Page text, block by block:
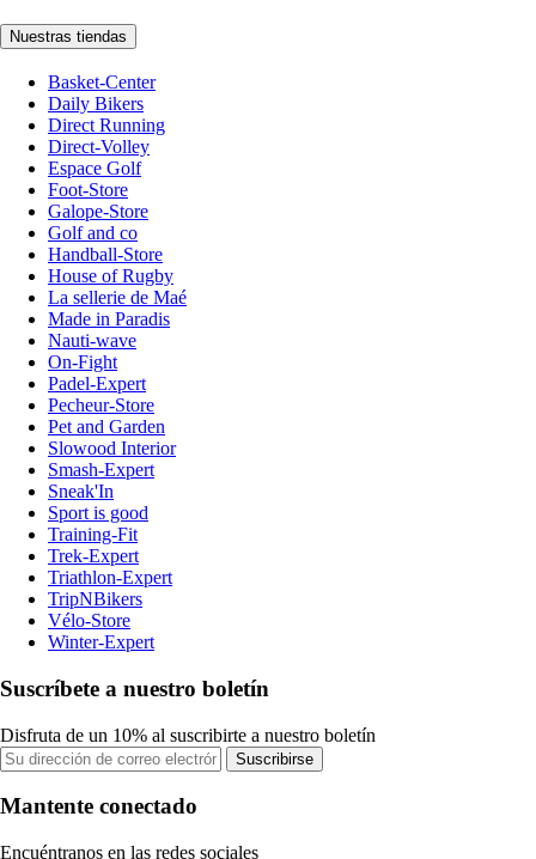
Nuestras tiendas
Basket-Center
Daily Bikers
Direct Running
Direct-Volley
Espace Golf
Foot-Store
Galope-Store
Golf and co
Handball-Store
House of Rugby
La sellerie de Maé
Made in Paradis
Nauti-wave
On-Fight
Padel-Expert
Pecheur-Store
Pet and Garden
Slowood Interior
Smash-Expert
Sneak'In
Sport is good
Training-Fit
Trek-Expert
Triathlon-Expert
TripNBikers
Vélo-Store
Winter-Expert
Suscríbete a nuestro boletín
Disfruta de un 10% al suscribirte a nuestro boletín
Suscribirse
Mantente conectado
Encuéntranos en las redes sociales